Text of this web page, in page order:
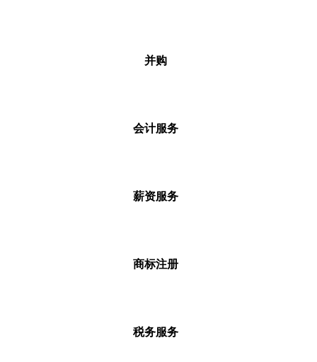
并购
会计服务
薪资服务
商标注册
税务服务